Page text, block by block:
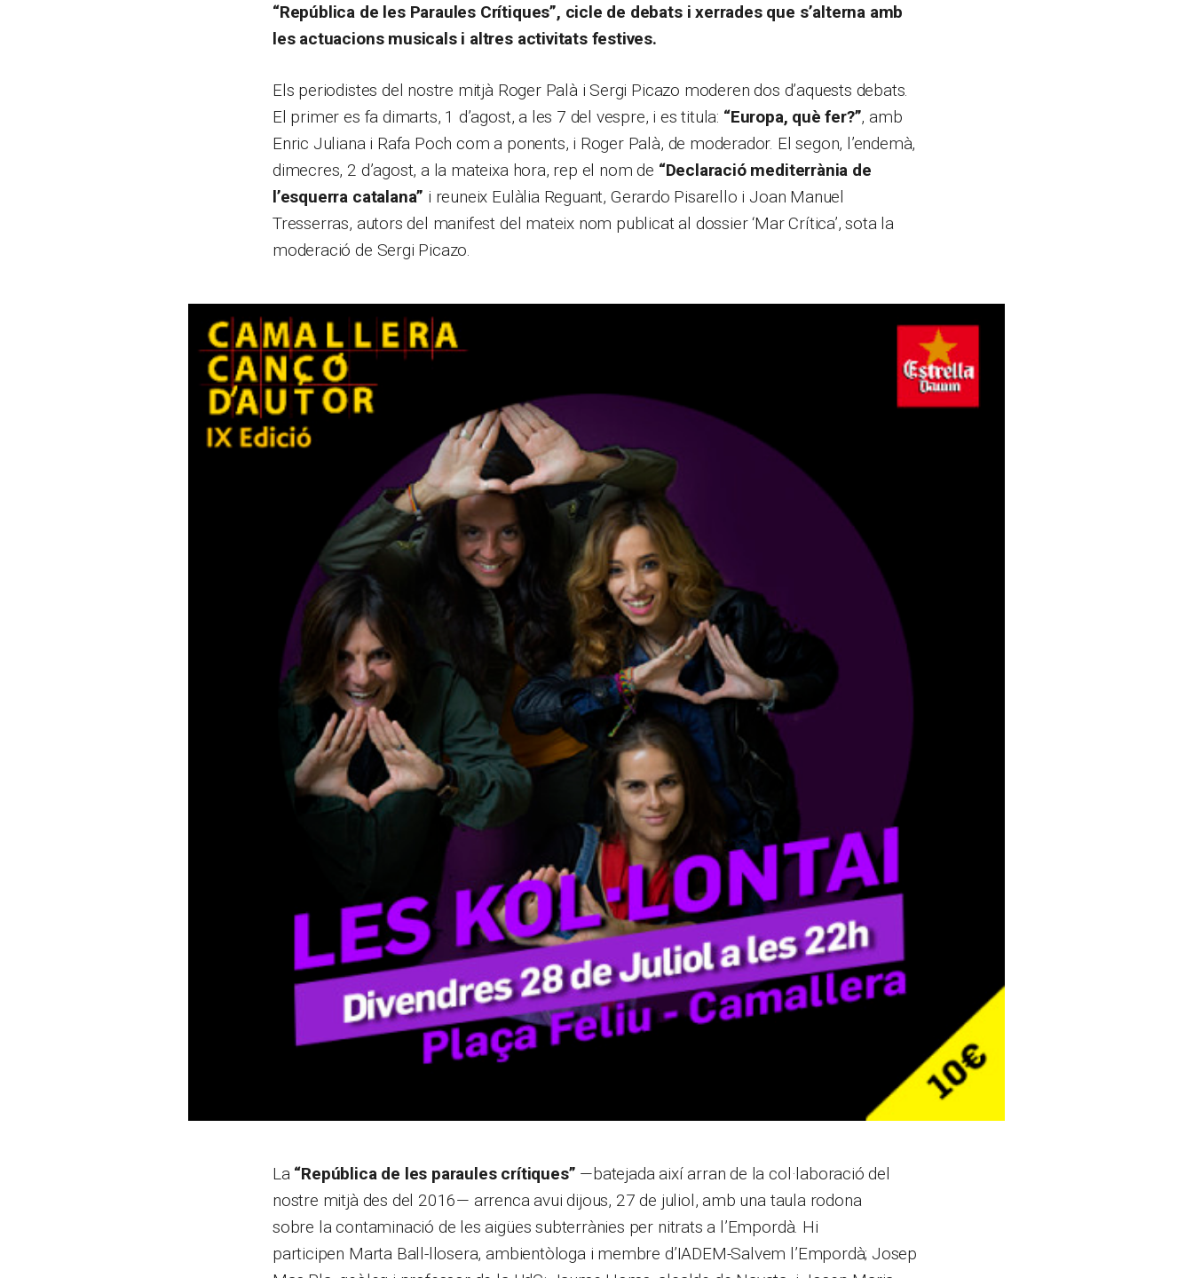
“República de les Paraules Crítiques”, cicle de debats i xerrades que s’alterna amb
les actuacions musicals i altres activitats festives.
Els periodistes del nostre mitjà Roger Palà i Sergi Picazo moderen dos d’aquests debats.
El primer es fa dimarts, 1 d’agost, a les 7 del vespre, i es titula: “Europa, què fer?”, amb
Enric Juliana i Rafa Poch com a ponents, i Roger Palà, de moderador. El segon, l’endemà,
dimecres, 2 d’agost, a la mateixa hora, rep el nom de “Declaració mediterrània de
l’esquerra catalana” i reuneix Eulàlia Reguant, Gerardo Pisarello i Joan Manuel
Tresserras, autors del manifest del mateix nom publicat al dossier ‘Mar Crítica’, sota la
moderació de Sergi Picazo.
La “República de les paraules crítiques” —batejada així arran de la col·laboració del
nostre mitjà des del 2016— arrenca avui dijous, 27 de juliol, amb una taula rodona
sobre la contaminació de les aigües subterrànies per nitrats a l’Empordà. Hi
participen Marta Ball-llosera, ambientòloga i membre d’IADEM-Salvem l’Empordà; Josep